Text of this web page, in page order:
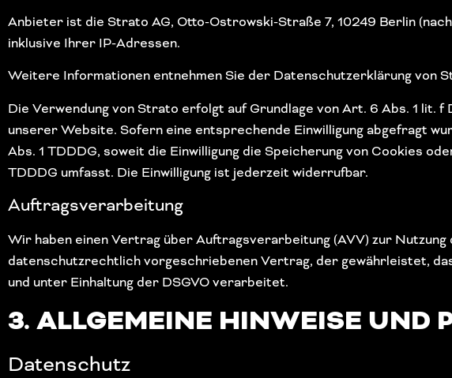
Anbieter ist die Strato AG, Otto-Ostrowski-Straße 7, 10249 Berlin
inklusive Ihrer IP-Adressen.
Weitere Informationen entnehmen Sie der Datenschutzerklärung von
Die Verwendung von Strato erfolgt auf Grundlage von Art. 6 Abs. 1 lit.
unserer Website. Sofern eine entsprechende Einwilligung abgefragt
Abs. 1 TDDDG, soweit die Einwilligung die Speicherung von Cookies
TDDDG umfasst. Die Einwilligung ist jederzeit widerrufbar.
Auftragsverarbeitung
Wir haben einen Vertrag über Auftragsverarbeitung (AVV) zur
datenschutzrechtlich vorgeschriebenen Vertrag, der gewährleistet,
und unter Einhaltung der DSGVO verarbeitet.
3. ALLGEMEINE HINWEISE UND
Datenschutz